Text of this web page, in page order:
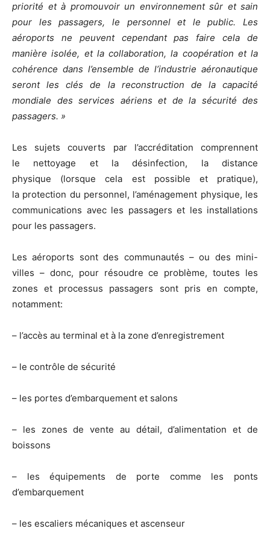
priorité et à promouvoir un environnement sûr et sain
pour les passagers, le personnel et le public. Les
aéroports ne peuvent cependant pas faire cela de
manière isolée, et la collaboration, la coopération et la
cohérence dans l’ensemble de l’industrie aéronautique
seront les clés de la reconstruction de la capacité
mondiale des services aériens et de la sécurité des
passagers. »
Les sujets couverts par l’accréditation comprennent
le nettoyage et la désinfection, la distance
physique (lorsque cela est possible et pratique),
la protection du personnel, l’aménagement physique, les
communications avec les passagers et les installations
pour les passagers.
Les aéroports sont des communautés – ou des mini-
villes – donc, pour résoudre ce problème, toutes les
zones et processus passagers sont pris en compte,
notamment:
– l’accès au terminal et à la zone d’enregistrement
– le contrôle de sécurité
– les portes d’embarquement et salons
– les zones de vente au détail, d’alimentation et de
boissons
– les équipements de porte comme les ponts
d’embarquement
– les escaliers mécaniques et ascenseur